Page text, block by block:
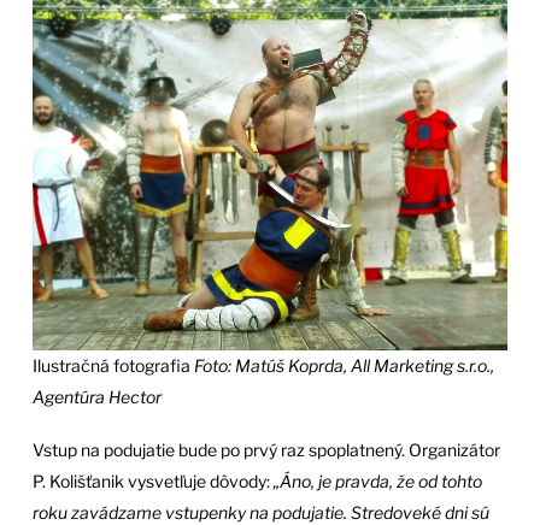
Ilustračná fotografia Foto: Matúš Koprda, All Marketing s.r.o.,
Agentúra Hector
Vstup na podujatie bude po prvý raz spoplatnený. Organizátor
P. Kolišťanik vysvetľuje dôvody:„Áno, je pravda, že od tohto
roku zavádzame vstupenky na podujatie. Stredoveké dni sú